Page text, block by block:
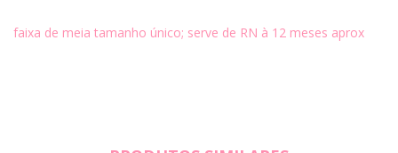
faixa de meia tamanho único; serve de RN à 12 meses aprox